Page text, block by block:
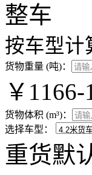
整车
按车型计
货物重量 (吨)：
￥
货物体积 (m³)：
选择车型：
重货默